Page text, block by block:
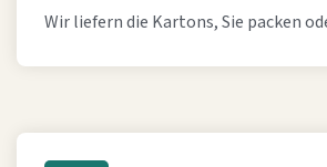
Wir liefern die Kartons, Sie packen